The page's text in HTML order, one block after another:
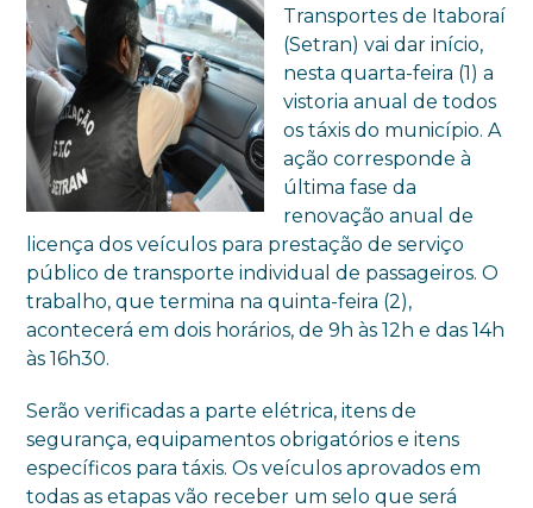
Transportes de Itaboraí
(Setran) vai dar início,
nesta quarta-feira (1) a
vistoria anual de todos
os táxis do município. A
ação corresponde à
última fase da
renovação anual de
licença dos veículos para prestação de serviço
público de transporte individual de passageiros. O
trabalho, que termina na quinta-feira (2),
acontecerá em dois horários, de 9h às 12h e das 14h
às 16h30.
Serão verificadas a parte elétrica, itens de
segurança, equipamentos obrigatórios e itens
específicos para táxis. Os veículos aprovados em
todas as etapas vão receber um selo que será